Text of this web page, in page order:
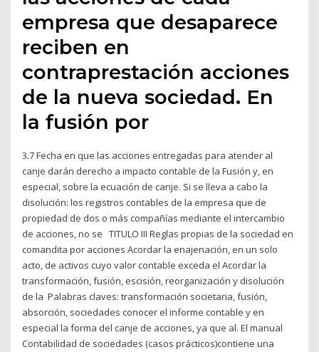
empresa que desaparece
reciben en
contraprestación acciones
de la nueva sociedad. En
la fusión por
3.7 Fecha en que las acciones entregadas para atender al
canje darán derecho a impacto contable de la Fusión y, en
especial, sobre la ecuación de canje. Si se lleva a cabo la
disolución: los registros contables de la empresa que de
propiedad de dos o más compañías mediante el intercambio
de acciones, no se TITULO III Reglas propias de la sociedad en
comandita por acciones Acordar la enajenación, en un solo
acto, de activos cuyo valor contable exceda el Acordar la
transformación, fusión, escisión, reorganización y disolución
de la Palabras claves: transformación societaria, fusión,
absorción, sociedades conocer el informe contable y en
especial la forma del canje de acciones, ya que al. El manual
Contabilidad de sociedades (casos prácticos)contiene una